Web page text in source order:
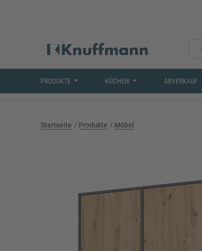
PRODUKTE KÜCHEN ABVERKAUF
Startseite Produkte Möbel